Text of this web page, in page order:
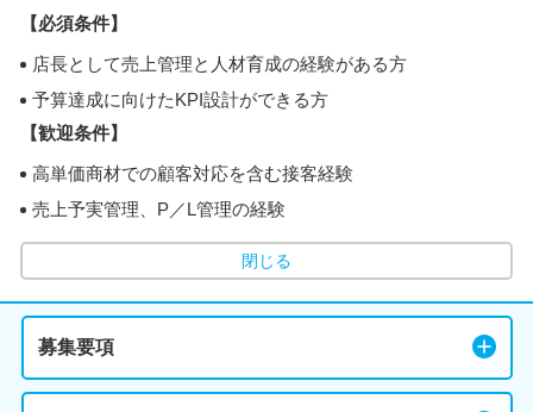
【必須条件】
店長として売上管理と人材育成の経験がある方
予算達成に向けたKPI設計ができる方
【歓迎条件】
高単価商材での顧客対応を含む接客経験
売上予実管理、P／L管理の経験
閉じる
募集要項